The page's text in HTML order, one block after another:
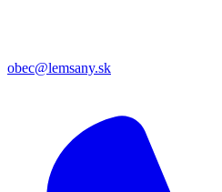
obec@lemsany.sk